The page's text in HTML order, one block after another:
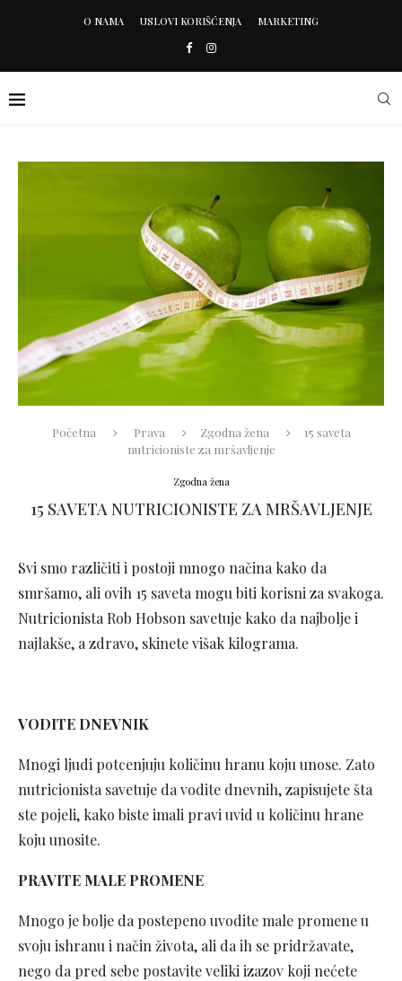
O NAMA USLOVI KORIŠĆENJA MARKETING
Početna Prava Zgodna žena
15 saveta
nutricioniste za mršavljenje
Zgodna žena
15 SAVETA NUTRICIONISTE ZA MRŠAVLJENJE
Svi smo različiti i postoji mnogo načina kako da
smršamo, ali ovih 15 saveta mogu biti korisni za svakoga.
Nutricionista Rob Hobson savetuje kako da najbolje i
najlakše, a zdravo, skinete višak kilograma.
VODITE DNEVNIK
Mnogi ljudi potcenjuju količinu hranu koju unose. Zato
nutricionista savetuje da vodite dnevnih, zapisujete šta
ste pojeli, kako biste imali pravi uvid u količinu hrane
koju unosite.
PRAVITE MALE PROMENE
Mnogo je bolje da postepeno uvodite male promene u
svoju ishranu i način života, ali da ih se pridržavate,
nego da pred sebe postavite veliki izazov koji nećete